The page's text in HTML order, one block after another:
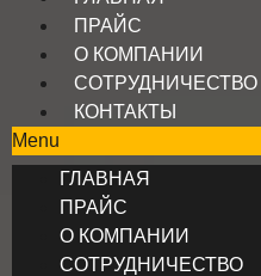
ПРАЙС
О КОМПАНИИ
СОТРУДНИЧЕСТВО
КОНТАКТЫ
Menu
ГЛАВНАЯ
ПРАЙС
О КОМПАНИИ
СОТРУДНИЧЕСТВО